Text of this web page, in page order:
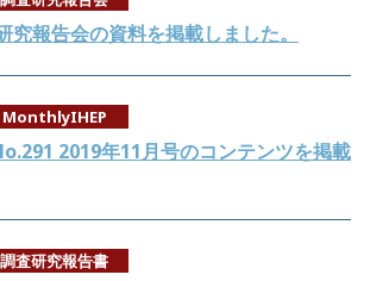
究報告会の資料を掲載しました。
MonthlyIHEP
2019年11月号のコンテンツを掲載
調査研究報告書